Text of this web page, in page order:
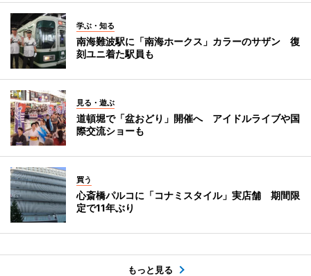
学ぶ・知る
南海難波駅に「南海ホークス」カラーのサザン 復
刻ユニ着た駅員も
見る・遊ぶ
道頓堀で「盆おどり」開催へ アイドルライブや国
際交流ショーも
買う
心斎橋パルコに「コナミスタイル」実店舗 期間限
定で11年ぶり
もっと見る